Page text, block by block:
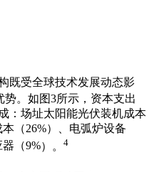
既受全球技术发展动态影
势。如图3所示，资本支出
：场址太阳能光伏装机成本
（26%）、电弧炉设备
（9%）。 4